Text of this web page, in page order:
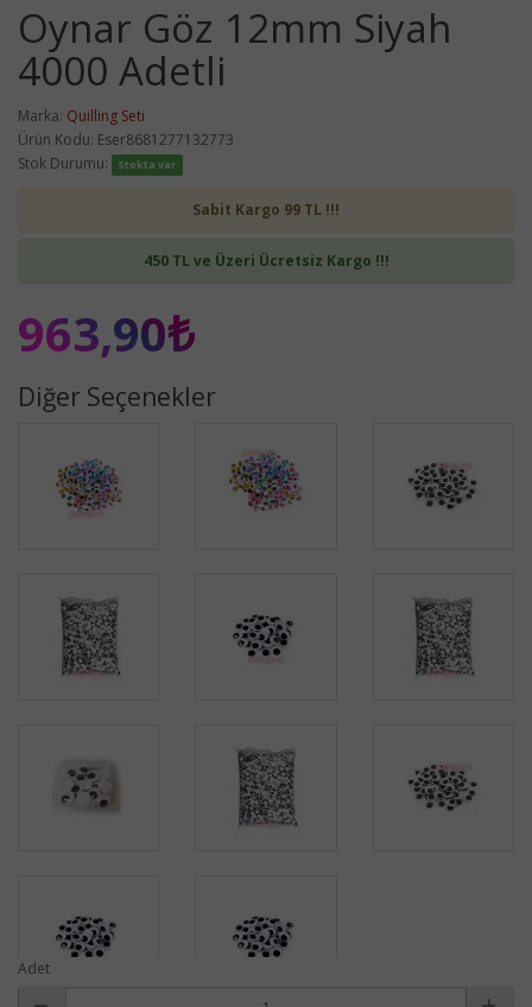
Oynar Göz 12mm Siyah
4000 Adetli
Marka: Quilling Seti
Ürün Kodu: Eser8681277132773
Stok Durumu:
Stokta var
Sabit Kargo 99 TL !!!
450 TL ve Üzeri Ücretsiz Kargo !!!
963,90₺
Diğer Seçenekler
Adet